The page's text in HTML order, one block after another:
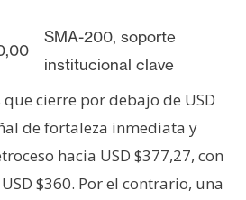
SMA-200, soporte
institucional clave
cierre por debajo de USD
de fortaleza inmediata y
hacia USD $377,27, con
$360. Por el contrario, una